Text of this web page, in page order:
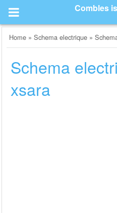
content
Combles
Home »Schema electrique »
Schema
xsara